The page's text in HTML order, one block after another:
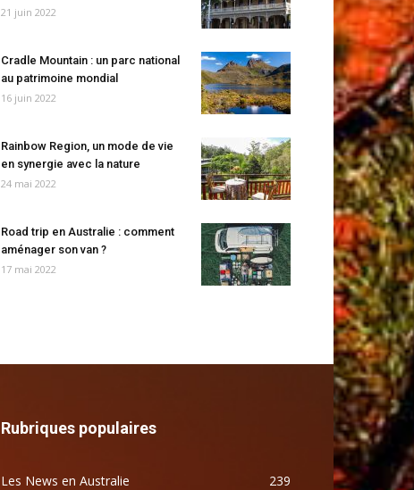
21 juin 2022
Cradle Mountain : un parc national
au patrimoine mondial
16 juin 2022
Rainbow Region, un mode de vie
en synergie avec la nature
24 mai 2022
Road trip en Australie : comment
aménager son van ?
17 mai 2022
Rubriques populaires
Les News en Australie
239